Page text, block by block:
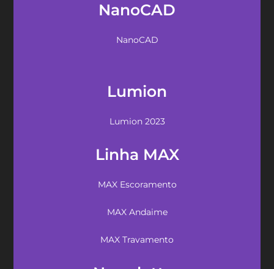
NanoCAD
NanoCAD
Lumion
Lumion 2023
Linha MAX
MAX Escoramento
MAX Andaime
MAX Travamento